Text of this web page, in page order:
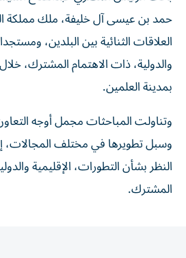
حمد بن عيسى آل خليفة، ملك مملكة
العلاقات الثنائية بين البلدين،
والدولية، ذات الاهتمام المشترك،
بمدينة العلمين.
وتناولت المباحثات مجمل أوجه
وسبل تطويرها في مختلف
النظر بشأن التطورات، الإقليمية
المشترك.